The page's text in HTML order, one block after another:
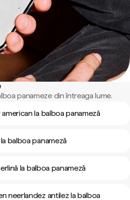
panameze din întreaga lume.
la balboa panameză
balboa panameză
la balboa panameză
neerlandez antilez la balboa